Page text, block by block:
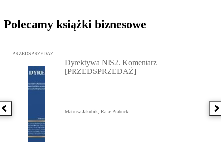
Polecamy książki biznesowe
Poprzednia książka
Przejdź do: Dyrektywa NIS2. Komentarz [PRZEDSPRZEDAŻ],
PRZEDSPRZEDAŻ
Dyrektywa NIS2. Komentarz
[PRZEDSPRZEDAŻ]
Mateusz Jakubik, Rafał Prabucki